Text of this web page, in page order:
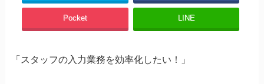
Pocket LINE
「スタッフの入力業務を効率化したい！」